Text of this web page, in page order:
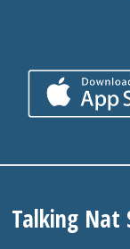
Talking Nat